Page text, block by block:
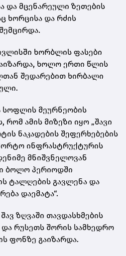
და მცენარეული ზეთების
ხორცისა და რძის
ხორბლის ფასები
ხოლო ერთი წლის
შედარებით ხირბალი
სოფლის მეურნეობის
რომ ამის მიზეზი იყო „შავი
ნაკადების შეფერხებების
ინფრასტრუქტურის
მნიშვნელოვან
ბოლო პერიოდში
ტალღების გავლენა და
დაემატა“.
ზღვაში თავდასხმების
და რუსეთს შორის სამხედრო
ფონზე გაიზარდა.